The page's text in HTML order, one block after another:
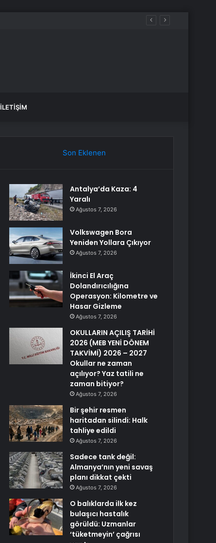
İLETIŞIM
Son Eklenen
Antalya’da Kaza: 4
Yaralı
Ağustos 7, 2026
Volkswagen Bora
Yeniden Yollara Çıkıyor
Ağustos 7, 2026
İkinci El Araç
Dolandırıcılığına
Operasyon: Kilometre ve
Hasar Gizleme
Ağustos 7, 2026
OKULLARIN AÇILIŞ TARİHİ
2026 (MEB YENİ DÖNEM
TAKVİMİ) 2026 – 2027
Okullar ne zaman
açılıyor? Yaz tatili ne
zaman bitiyor?
Ağustos 7, 2026
Bir şehir resmen
haritadan silindi: Halk
tahliye edildi
Ağustos 7, 2026
Sadece tank değil:
Almanya’nın yeni savaş
planı dikkat çekti
Ağustos 7, 2026
O balıklarda ilk kez
bulaşıcı hastalık
görüldü: Uzmanlar
‘tüketmeyin’ çağrısı